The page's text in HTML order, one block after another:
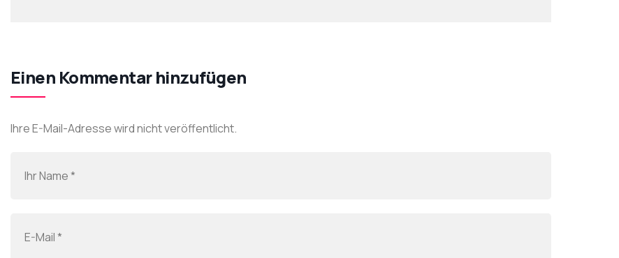
Einen Kommentar hinzufügen
Ihre E-Mail-Adresse wird nicht veröffentlicht.